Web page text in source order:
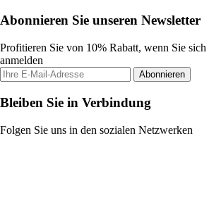
Abonnieren Sie unseren Newsletter
Profitieren Sie von 10% Rabatt, wenn Sie
anmelden
Abonnieren
Bleiben Sie in Verbindung
Folgen Sie uns in den sozialen Netzwerken